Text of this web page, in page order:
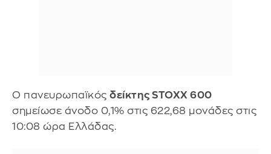
Ο πανευρωπαϊκός δείκτης STOXX 600
σημείωσε άνοδο 0,1% στις 622,68 μονάδες στις
10:08 ώρα Ελλάδας.